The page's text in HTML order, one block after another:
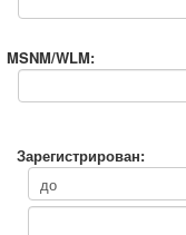
MSNM/WLM:
Зарегистрирован: